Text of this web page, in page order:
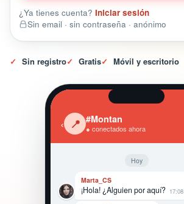
¿Ya tienes cuenta? Iniciar sesión
Sin email · sin contraseña · anónimo
✓ Sin registro✓ Gratis✓ Móvil y escritorio
‹ 📍 #Montan
● conectados ahora
Hoy
Marta_CS
¡Hola! ¿Alguien por aquí? 17:08